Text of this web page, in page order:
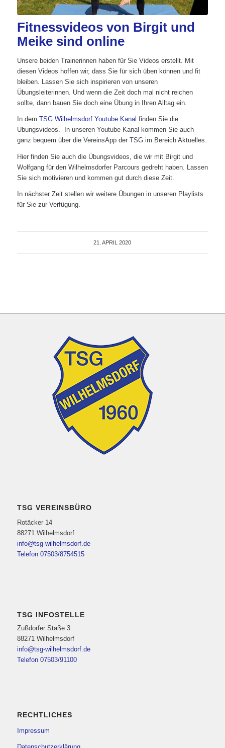
Fitnessvideos von Birgit und
Meike sind online
Unsere beiden Trainerinnen haben für Sie Videos erstellt. Mit
diesen Videos hoffen wir, dass Sie für sich üben können und fit
bleiben. Lassen Sie sich inspirieren von unseren
Übungsleiterinnen. Und wenn die Zeit doch mal nicht reichen
sollte, dann bauen Sie doch eine Übung in Ihren Alltag ein.
In dem TSG Wilhelmsdorf Youtube Kanal finden Sie die
Übungsvideos. In unseren Youtube Kanal kommen Sie auch
ganz bequem über die VereinsApp der TSG im Bereich Aktuelles.
Hier finden Sie auch die Übungsvideos, die wir mit Birgit und
Wolfgang für den Wilhelmsdorfer Parcours gedreht haben. Lassen
Sie sich motivieren und kommen gut durch diese Zeit.
In nächster Zeit stellen wir weitere Übungen in unseren Playlists
für Sie zur Verfügung.
21. APRIL 2020
TSG VEREINSBÜRO
Rotäcker 14
88271 Wilhelmsdorf
info@tsg-wilhelmsdorf.de
Telefon 07503/8754515
TSG INFOSTELLE
Zußdorfer Staße 3
88271 Wilhelmsdorf
info@tsg-wilhelmsdorf.de
Telefon 07503/91100
RECHTLICHES
Impressum